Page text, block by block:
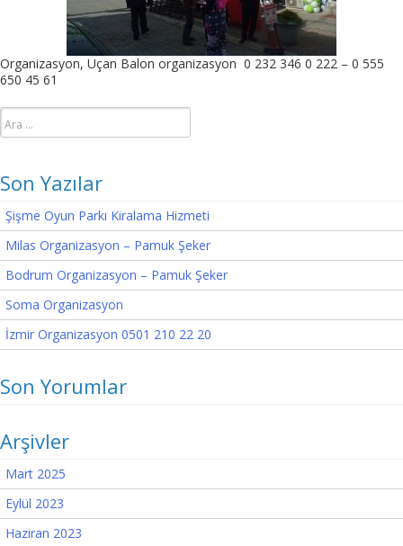
Organizasyon, Uçan Balon organizasyon 0 232 346 0 222 – 0 555
650 45 61
Arama:
Son Yazılar
Şişme Oyun Parkı Kiralama Hizmeti
Milas Organizasyon – Pamuk Şeker
Bodrum Organizasyon – Pamuk Şeker
Soma Organizasyon
İzmir Organizasyon 0501 210 22 20
Son Yorumlar
Arşivler
Mart 2025
Eylül 2023
Haziran 2023